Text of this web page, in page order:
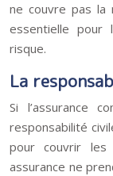
ne couvre pas la
essentielle
risque.
La
Si l’assurance
responsabilité
pour couvrir les
assurance ne